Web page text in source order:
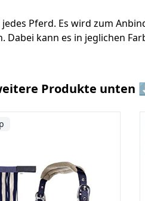
Pferd. Es wird zum
Dabei kann es in jeglichen
Produkte unten